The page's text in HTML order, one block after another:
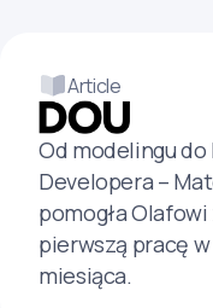
Article
Od modelingu do
Developera –
pomogła
pierwszą pracę w
miesiąca.